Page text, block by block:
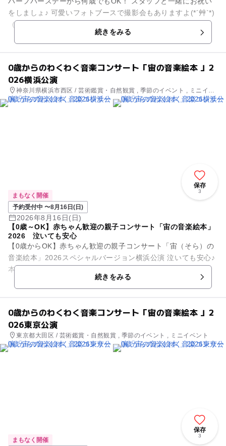
をしましょ♪ 可愛いフォトブースで撮影会もありますよ(*´艸`*)
続きをみる
0歳からのわくわく音楽コンサート「宙の音楽絵本 」2
026横浜公演
神奈川県横浜市西区 / 芸術鑑賞・自然観賞 , 季節のイベント , ミニイベ
ント
保存
3
まもなく開催
予約受付中 〜8月16日(日)
2026年8月16日(日)
【0歳～OK】赤ちゃん歓迎の親子コンサート「宙の音楽絵本」
2026 泣いても安心
【0歳からOK】赤ちゃん歓迎の親子コンサート「宙（そら）の
音楽絵本」2026スペシャルバージョン横浜公演 泣いても安心♪
本格生演奏ファミリーコンサート 赤ちゃんと一緒に楽しめ
続きをみる
0歳からのわくわく音楽コンサート「宙の音楽絵本 」2
026東京公演
東京都大田区 / 芸術鑑賞・自然観賞 , 季節のイベント , ミニイベント
保存
3
まもなく開催